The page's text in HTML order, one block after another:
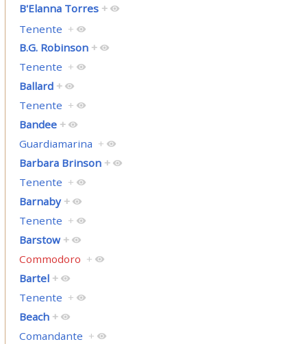
B'Elanna Torres +
Tenente +
B.G. Robinson +
Tenente +
Ballard +
Tenente +
Bandee +
Guardiamarina +
Barbara Brinson +
Tenente +
Barnaby +
Tenente +
Barstow +
Commodoro +
Bartel +
Tenente +
Beach +
Comandante +